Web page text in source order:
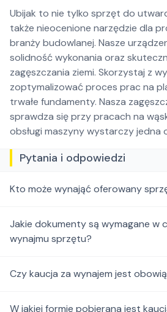
Ubijak to nie tylko sprzęt do
także nieocenione narzędzie dla
branży budowlanej. Nasze
solidność wykonania oraz
zagęszczania ziemi. Skorzystaj z
zoptymalizować proces prac na
trwałe fundamenty. Nasza
sprawdza się przy pracach na
obsługi maszyny wystarczy jedna
Pytania i odpowiedzi
Kto może wynająć oferowany
Jakie dokumenty są wymagane w
wynajmu sprzętu?
Czy kaucja za wynajem jest
W jakiej formie pobierana jest